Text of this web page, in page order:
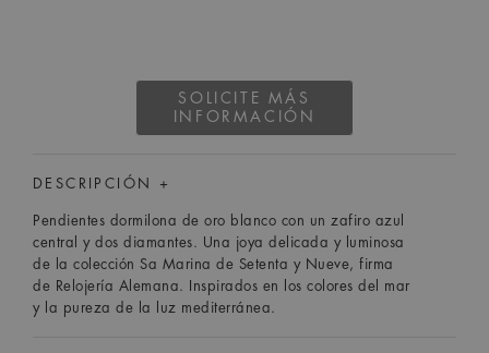
SOLICITE MÁS
INFORMACIÓN
DESCRIPCIÓN +
Pendientes dormilona de oro blanco con un zafiro azul
central y dos diamantes. Una joya delicada y luminosa
de la colección Sa Marina de Setenta y Nueve, firma
de Relojería Alemana. Inspirados en los colores del mar
y la pureza de la luz mediterránea.